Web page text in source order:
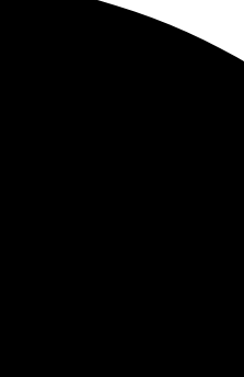
уточнили детали.
все качественно. Буду